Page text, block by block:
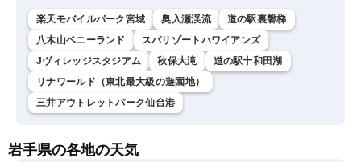
楽天モバイルパーク宮城 奥入瀬渓流
道の駅裏磐梯
八木山ベニーランド
スパリゾートハワイアンズ
Jヴィレッジスタジアム
秋保大滝
道の駅十和田湖
リナワールド（東北最大級の遊園地）
三井アウトレットパーク仙台港
岩手県の各地の天気